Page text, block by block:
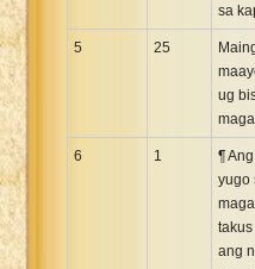
sa
5 25
ug
6 1
¶
yugo
ang